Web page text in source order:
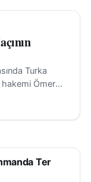
Turka
hakemi Ömer
Sivas’ta
Ter